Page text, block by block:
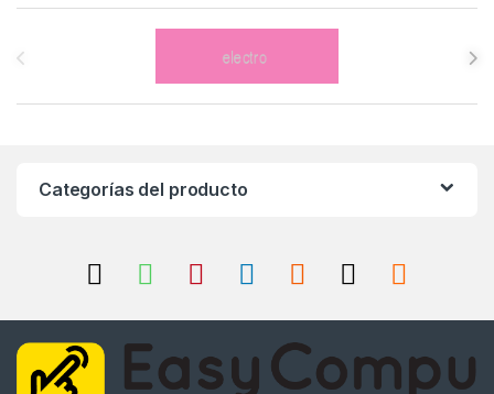
Brands Carousel
Categorías del producto